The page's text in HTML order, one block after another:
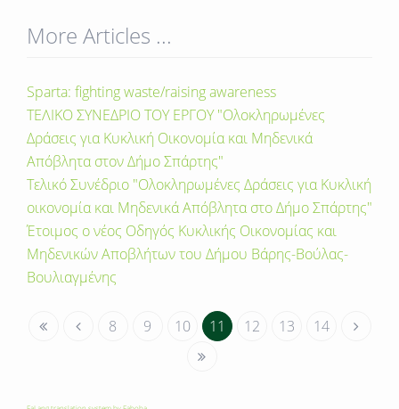
More Articles ...
Sparta: fighting waste/raising awareness
ΤΕΛΙΚΟ ΣΥΝΕΔΡΙΟ ΤΟΥ ΕΡΓΟΥ "Ολοκληρωμένες
Δράσεις για Κυκλική Οικονομία και Μηδενικά
Απόβλητα στον Δήμο Σπάρτης"
Τελικό Συνέδριο "Ολοκληρωμένες Δράσεις για Κυκλική
οικονομία και Μηδενικά Απόβλητα στο Δήμο Σπάρτης"
Έτοιμος ο νέος Οδηγός Κυκλικής Οικονομίας και
Μηδενικών Αποβλήτων του Δήμου Βάρης-Βούλας-
Βουλιαγμένης
8 9 10 11 12 13 14